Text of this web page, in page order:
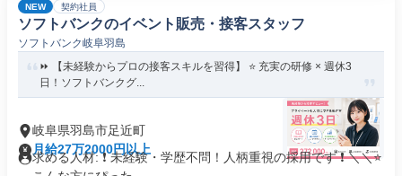
NEW 契約社員
ソフトバンクのイベント販売・接客スタッフ
ソフトバンク岐阜羽島
⏩️ 【未経験からプロの接客スキルを習得】 ⭐️ 充実の研修 × 週休3
日！ソフトバンクグ...
岐阜県羽島市足近町
月給27万2000円以上
求める人材: ❗ 未経験・学歴不問！人柄重視の採用です ❗ ＼＼⭐